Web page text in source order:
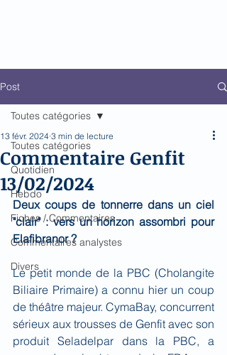
Post
Toutes catégories
Quotidien
Hebdo
Fiches / Commentaires
Commentaires analystes
Divers
Toutes catégories
Commentaire Genfit
13/02/2024
13 févr. 2024 3 min de lecture
Deux coups de tonnerre dans un ciel
"clair" : vers un horizon assombri pour
Elafibranor ?
Le petit monde de la PBC (Cholangite
Biliaire Primaire) a connu hier un coup
de théâtre majeur. CymaBay, concurrent
sérieux aux trousses de Genfit avec son
produit Seladelpar dans la PBC, a